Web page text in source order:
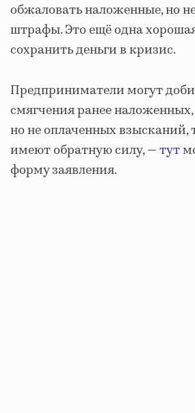
обжаловать наложенные, но
штрафы. Это ещё одна
сохранить деньги в кризис.
Предприниматели могут
смягчения ранее наложенных,
но не оплаченных взысканий,
имеют обратную силу, —тут
форму заявления.